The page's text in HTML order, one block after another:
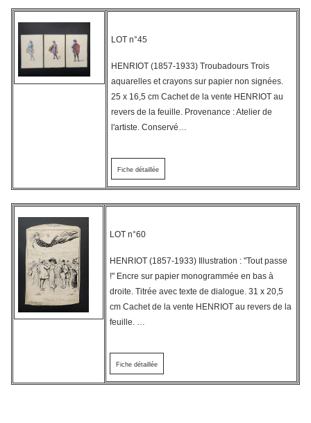
LOT n°45
HENRIOT (1857-1933) Troubadours Trois
aquarelles et crayons sur papier non signées.
25 x 16,5 cm Cachet de la vente HENRIOT au
revers de la feuille. Provenance : Atelier de
l'artiste. Conservé…
Fiche détaillée
LOT n°60
HENRIOT (1857-1933) Illustration : "Tout passe
!" Encre sur papier monogrammée en bas à
droite. Titrée avec texte de dialogue. 31 x 20,5
cm Cachet de la vente HENRIOT au revers de la
feuille. …
Fiche détaillée